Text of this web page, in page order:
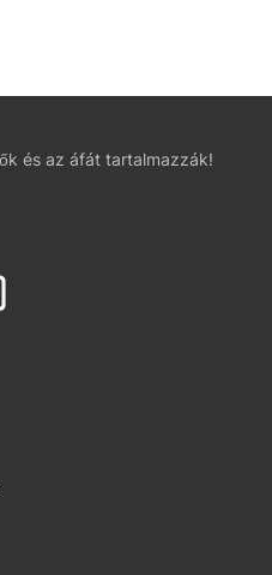
és az áfát tartalmazzák!